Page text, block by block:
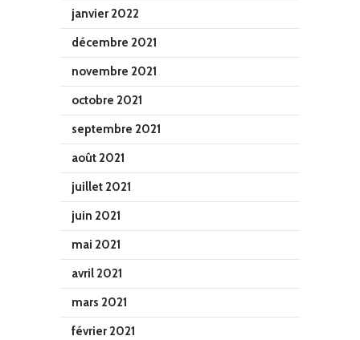
janvier 2022
décembre 2021
novembre 2021
octobre 2021
septembre 2021
août 2021
juillet 2021
juin 2021
mai 2021
avril 2021
mars 2021
février 2021